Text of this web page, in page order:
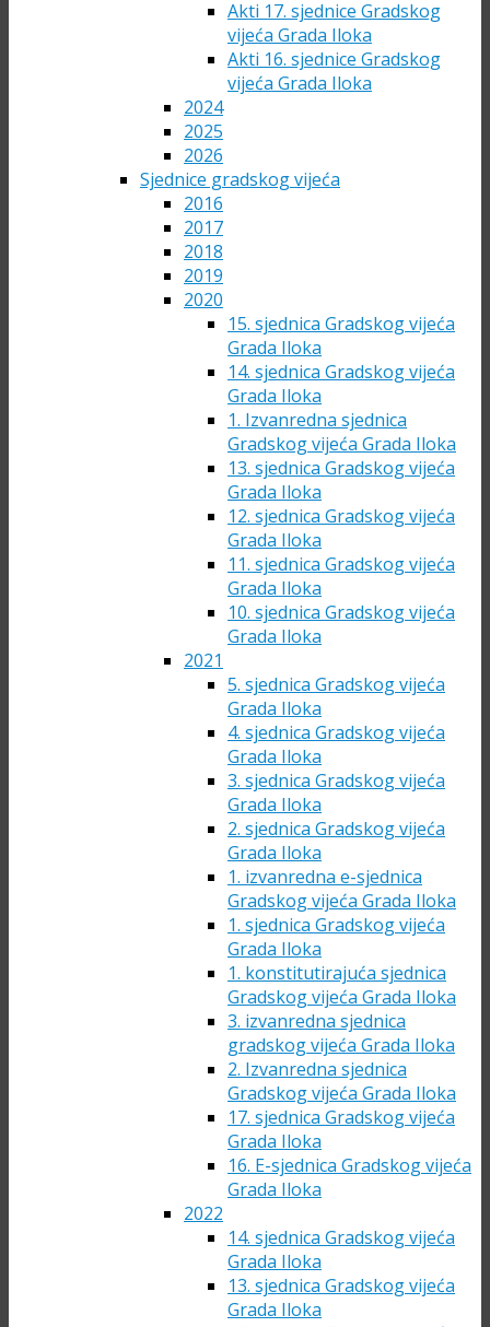
Akti 17. sjednice Gradskog
vijeća Grada Iloka
Akti 16. sjednice Gradskog
vijeća Grada Iloka
2024
2025
2026
Sjednice gradskog vijeća
2016
2017
2018
2019
2020
15. sjednica Gradskog vijeća
Grada Iloka
14. sjednica Gradskog vijeća
Grada Iloka
1. Izvanredna sjednica
Gradskog vijeća Grada Iloka
13. sjednica Gradskog vijeća
Grada Iloka
12. sjednica Gradskog vijeća
Grada Iloka
11. sjednica Gradskog vijeća
Grada Iloka
10. sjednica Gradskog vijeća
Grada Iloka
2021
5. sjednica Gradskog vijeća
Grada Iloka
4. sjednica Gradskog vijeća
Grada Iloka
3. sjednica Gradskog vijeća
Grada Iloka
2. sjednica Gradskog vijeća
Grada Iloka
1. izvanredna e-sjednica
Gradskog vijeća Grada Iloka
1. sjednica Gradskog vijeća
Grada Iloka
1. konstitutirajuća sjednica
Gradskog vijeća Grada Iloka
3. izvanredna sjednica
gradskog vijeća Grada Iloka
2. Izvanredna sjednica
Gradskog vijeća Grada Iloka
17. sjednica Gradskog vijeća
Grada Iloka
16. E-sjednica Gradskog vijeća
Grada Iloka
2022
14. sjednica Gradskog vijeća
Grada Iloka
13. sjednica Gradskog vijeća
Grada Iloka